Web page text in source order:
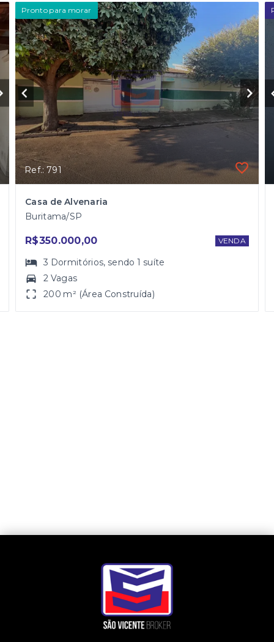
Pronto para morar
Ref.: 791
Casa de Alvenaria
Buritama/SP
R$350.000,00 VENDA
3 Dormitórios, sendo1 suíte
2 Vagas
200 m² (Área Construída)